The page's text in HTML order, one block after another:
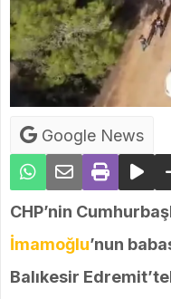
Google News
CHP’nin
İmamoğlu’nun
Balıkesir